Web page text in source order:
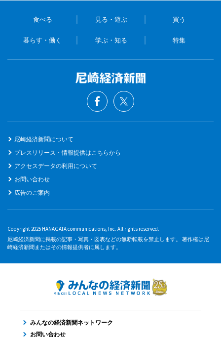
食べる 見る・遊ぶ 買う
暮らす・働く 学ぶ・知る 特集
尼崎経済新聞について
プレスリリース・情報提供はこちらから
アクセスデータの利用について
お問い合わせ
広告のご案内
Copyright 2025 HANAGATA communications, Inc. All rights reserved.
尼崎経済新聞に掲載の記事・写真・図表などの無断転載を禁止します。 著作権は尼
崎経済新聞またはその情報提供者に属します。
みんなの経済新聞ネットワーク
お問い合わせ